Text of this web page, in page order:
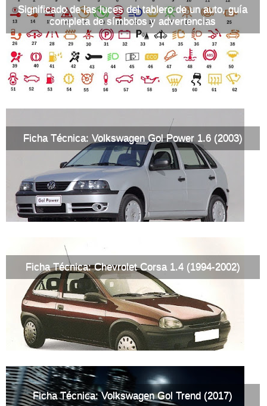
Significado de las luces del tablero de un auto, guía
completa de símbolos y advertencias
Ficha Técnica: Volkswagen Gol Power 1.6 (2003)
Ficha Técnica: Chevrolet Corsa 1.4 (1994-2002)
Ficha Técnica: Volkswagen Gol Trend (2017)